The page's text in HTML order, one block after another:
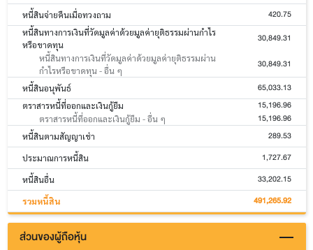
หนี้สินจ่ายคืนเมื่อทวงถาม 420.75
หนี้สินทางการเงินที่วัดมูลค่าด้วยมูลค่ายุติธรรมผ่านกำไร
หรือขาดทุน
30,849.31
หนี้สินทางการเงินที่วัดมูลค่าด้วยมูลค่ายุติธรรมผ่าน
กำไรหรือขาดทุน - อื่น ๆ
30,849.31
หนี้สินอนุพันธ์ 65,033.13
ตราสารหนี้ที่ออกและเงินกู้ยืม 15,196.96
ตราสารหนี้ที่ออกและเงินกู้ยืม - อื่น ๆ 15,196.96
หนี้สินตามสัญญาเช่า 289.53
ประมาณการหนี้สิน 1,727.67
หนี้สินอื่น 33,202.15
รวมหนี้สิน 491,265.92
ส่วนของผู้ถือหุ้น